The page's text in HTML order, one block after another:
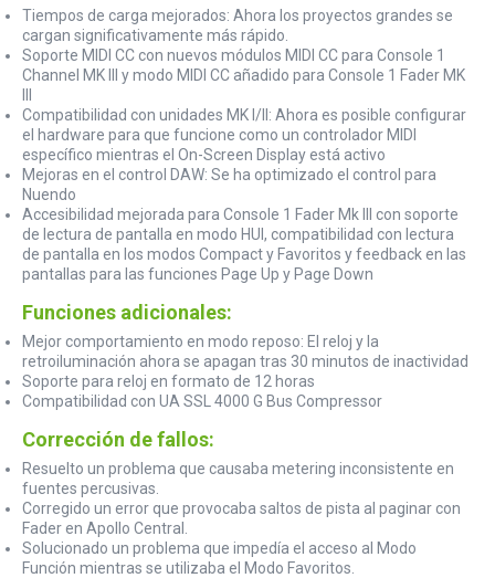
Tiempos de carga mejorados: Ahora los proyectos grandes se
cargan significativamente más rápido.
Soporte MIDI CC con nuevos módulos MIDI CC para Console 1
Channel MK III y modo MIDI CC añadido para Console 1 Fader MK
Compatibilidad con unidades MK I/II: Ahora es posible configurar
el hardware para que funcione como un controlador MIDI
específico mientras el On-Screen Display está activo
Mejoras en el control DAW: Se ha optimizado el control para
Nuendo
Accesibilidad mejorada para Console 1 Fader Mk III con soporte
de lectura de pantalla en modo HUI, compatibilidad con lectura
de pantalla en los modos Compact y Favoritos y feedback en las
pantallas para las funciones Page Up y Page Down
Funciones adicionales:
Mejor comportamiento en modo reposo: El reloj y la
retroiluminación ahora se apagan tras 30 minutos de inactividad
Soporte para reloj en formato de 12 horas
Compatibilidad con UA SSL 4000 G Bus Compressor
Corrección de fallos:
Resuelto un problema que causaba metering inconsistente en
fuentes percusivas.
Corregido un error que provocaba saltos de pista al paginar con
Fader en Apollo Central.
Solucionado un problema que impedía el acceso al Modo
Función mientras se utilizaba el Modo Favoritos.